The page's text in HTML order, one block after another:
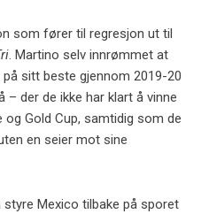
som fører til regresjon ut til
. Martino selv innrømmet at
sitt beste gjennom 2019-20
der de ikke har klart å vinne
og Gold Cup, samtidig som de
en seier mot sine
Mexico tilbake på sporet